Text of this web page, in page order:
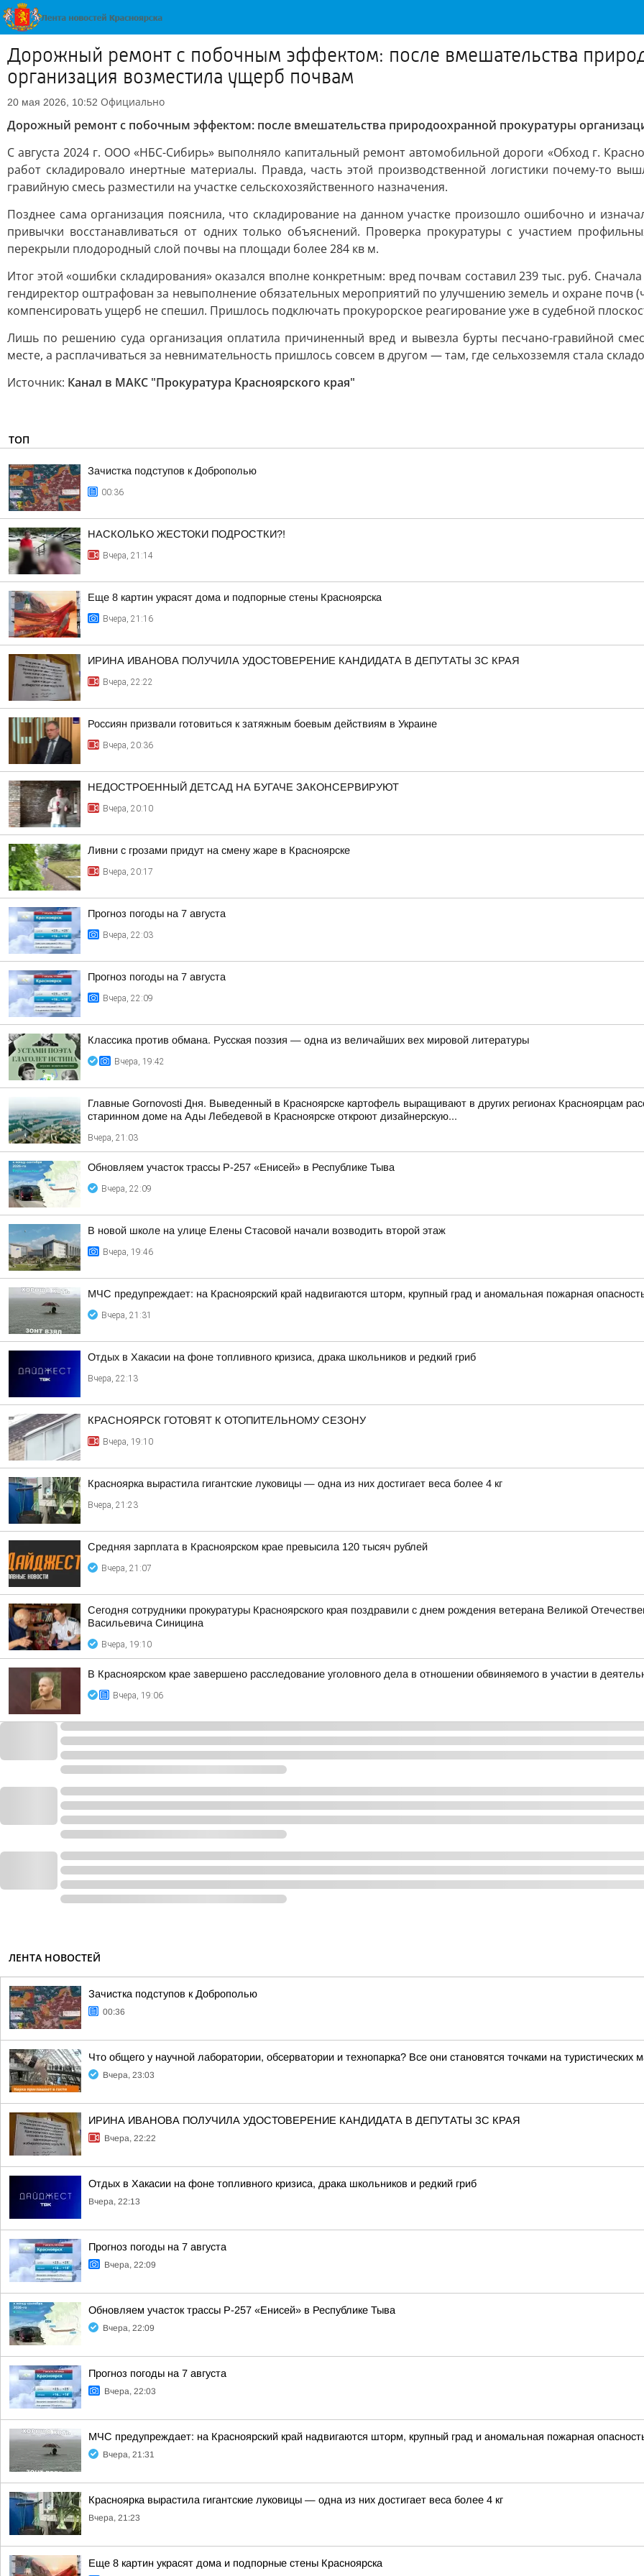
Дорожный ремонт с побочным эффектом: после вмешательства
организация возместила ущерб почвам
20 мая 2026, 10:52 Официально
Дорожный ремонт с побочным эффектом: после вмешательства природоохранной прокуратуры
С августа 2024 г. ООО «НБС-Сибирь» выполняло капитальный ремонт автомобильной дороги «Обход г.
работ складировало инертные материалы. Правда, часть этой производственной логистики почему-то
гравийную смесь разместили на участке сельскохозяйственного назначения.
Позднее сама организация пояснила, что складирование на данном участке произошло ошибочно и
привычки восстанавливаться от одних только объяснений. Проверка прокуратуры с участием
перекрыли плодородный слой почвы на площади более 284 кв м.
Итог этой «ошибки складирования» оказался вполне конкретным: вред почвам составил 239 тыс. руб.
гендиректор оштрафован за невыполнение обязательных мероприятий по улучшению земель и охране почв
компенсировать ущерб не спешил. Пришлось подключать прокурорское реагирование уже в судебной
Лишь по решению суда организация оплатила причиненный вред и вывезла бурты песчано-гравийной
месте, а расплачиваться за невнимательность пришлось совсем в другом — там, где сельхозземля стала
Источник: Канал в МАКС "Прокуратура Красноярского края"
ТОП
Зачистка подступов к Доброполью
00:36
НАСКОЛЬКО ЖЕСТОКИ ПОДРОСТКИ?!
Вчера, 21:14
Еще 8 картин украсят дома и подпорные стены Красноярска
Вчера, 21:16
ИРИНА ИВАНОВА ПОЛУЧИЛА УДОСТОВЕРЕНИЕ КАНДИДАТА В ДЕПУТАТЫ ЗС КРАЯ
Вчера, 22:22
Россиян призвали готовиться к затяжным боевым действиям в Украине
Вчера, 20:36
НЕДОСТРОЕННЫЙ ДЕТСАД НА БУГАЧЕ ЗАКОНСЕРВИРУЮТ
Вчера, 20:10
Ливни с грозами придут на смену жаре в Красноярске
Вчера, 20:17
Прогноз погоды на 7 августа
Вчера, 22:03
Прогноз погоды на 7 августа
Вчера, 22:09
Классика против обмана. Русская поэзия — одна из величайших вех мировой литературы
Вчера, 19:42
Главные Gornovosti Дня. Выведенный в Красноярске картофель выращивают в других регионах Красноярцам
старинном доме на Ады Лебедевой в Красноярске откроют дизайнерскую...
Вчера, 21:03
Обновляем участок трассы Р-257 «Енисей» в Республике Тыва
Вчера, 22:09
В новой школе на улице Елены Стасовой начали возводить второй этаж
Вчера, 19:46
МЧС предупреждает: на Красноярский край надвигаются шторм, крупный град и аномальная пожарная
Вчера, 21:31
Отдых в Хакасии на фоне топливного кризиса, драка школьников и редкий гриб
Вчера, 22:13
КРАСНОЯРСК ГОТОВЯТ К ОТОПИТЕЛЬНОМУ СЕЗОНУ
Вчера, 19:10
Красноярка вырастила гигантские луковицы — одна из них достигает веса более 4 кг
Вчера, 21:23
Средняя зарплата в Красноярском крае превысила 120 тысяч рублей
Вчера, 21:07
Сегодня сотрудники прокуратуры Красноярского края поздравили с днем рождения ветерана Великой
Васильевича Синицина
Вчера, 19:10
В Красноярском крае завершено расследование уголовного дела в отношении обвиняемого в участии в
Вчера, 19:06
ЛЕНТА НОВОСТЕЙ
Зачистка подступов к Доброполью
00:36
Что общего у научной лаборатории, обсерватории и технопарка? Все они становятся точками на туристических
Вчера, 23:03
ИРИНА ИВАНОВА ПОЛУЧИЛА УДОСТОВЕРЕНИЕ КАНДИДАТА В ДЕПУТАТЫ ЗС КРАЯ
Вчера, 22:22
Отдых в Хакасии на фоне топливного кризиса, драка школьников и редкий гриб
Вчера, 22:13
Прогноз погоды на 7 августа
Вчера, 22:09
Обновляем участок трассы Р-257 «Енисей» в Республике Тыва
Вчера, 22:09
Прогноз погоды на 7 августа
Вчера, 22:03
МЧС предупреждает: на Красноярский край надвигаются шторм, крупный град и аномальная пожарная
Вчера, 21:31
Красноярка вырастила гигантские луковицы — одна из них достигает веса более 4 кг
Вчера, 21:23
Еще 8 картин украсят дома и подпорные стены Красноярска